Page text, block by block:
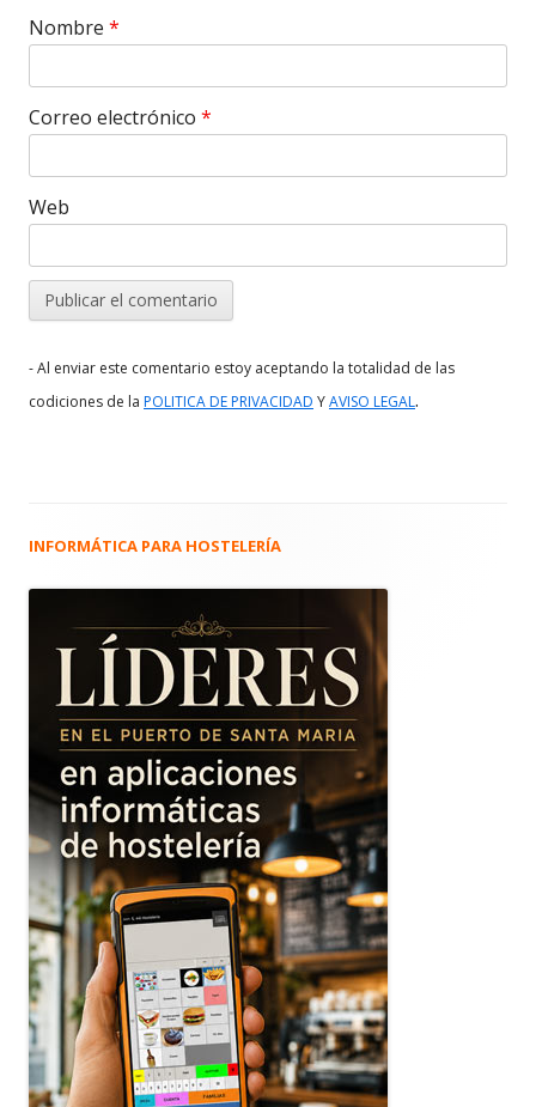
Nombre *
Correo electrónico *
Web
- Al enviar este comentario estoy aceptando la totalidad de las
codiciones de la POLITICA DE PRIVACIDAD YAVISO LEGAL.
Barra
principal
INFORMÁTICA PARA HOSTELERÍA